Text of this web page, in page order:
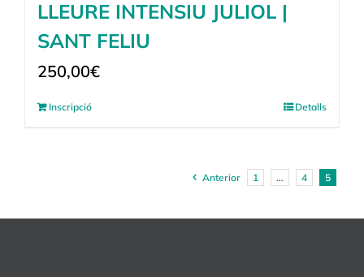
LLEURE INTENSIU JULIOL |
SANT FELIU
250,00€
Inscripció Detalls
Anterior 1 … 4 5